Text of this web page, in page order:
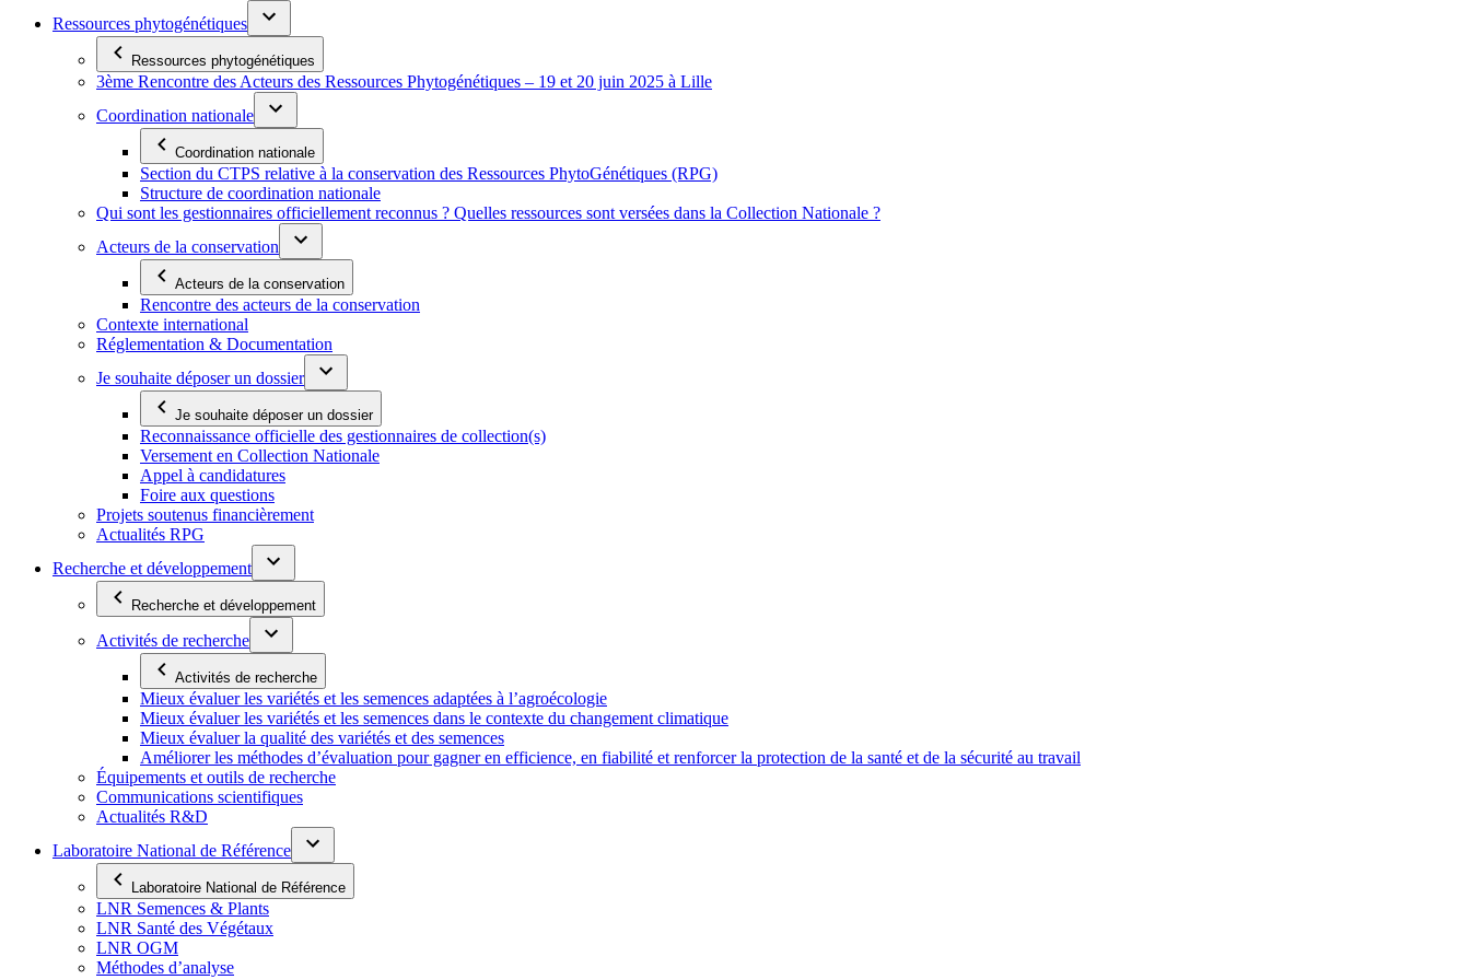
Ressources phytogénétiques
Ressources phytogénétiques
3ème Rencontre des Acteurs des Ressources Phytogénétiques – 19 et 20 juin 2025 à Lille
Coordination nationale
Coordination nationale
Section du CTPS relative à la conservation des Ressources PhytoGénétiques (RPG)
Structure de coordination nationale
Qui sont les gestionnaires officiellement reconnus ? Quelles ressources sont versées dans la Collection Nationale ?
Acteurs de la conservation
Acteurs de la conservation
Rencontre des acteurs de la conservation
Contexte international
Réglementation & Documentation
Je souhaite déposer un dossier
Je souhaite déposer un dossier
Reconnaissance officielle des gestionnaires de collection(s)
Versement en Collection Nationale
Appel à candidatures
Foire aux questions
Projets soutenus financièrement
Actualités RPG
Recherche et développement
Recherche et développement
Activités de recherche
Activités de recherche
Mieux évaluer les variétés et les semences adaptées à l’agroécologie
Mieux évaluer les variétés et les semences dans le contexte du changement climatique
Mieux évaluer la qualité des variétés et des semences
Améliorer les méthodes d’évaluation pour gagner en efficience, en fiabilité et renforcer la protection de la santé et de la sécurité au travail
Équipements et outils de recherche
Communications scientifiques
Actualités R&D
Laboratoire National de Référence
Laboratoire National de Référence
LNR Semences & Plants
LNR Santé des Végétaux
LNR OGM
Méthodes d’analyse